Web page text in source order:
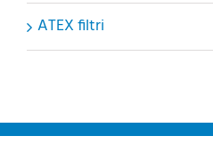
ATEX filtri